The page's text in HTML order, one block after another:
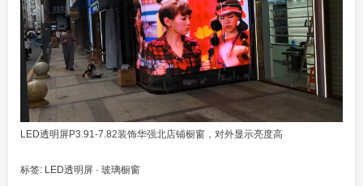
LED透明屏P3.91-7.82装饰华强北店铺橱窗，对外显示亮度高
标签: LED透明屏 · 玻璃橱窗